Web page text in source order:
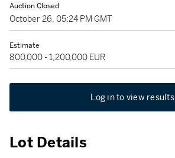
Auction Closed
October 26, 05:24 PM GMT
Estimate
800,000 - 1,200,000 EUR
Log in to view results
Lot Details